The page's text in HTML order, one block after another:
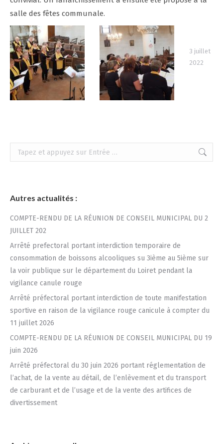
salle des fêtes communale.
3 juillet
2022
Recherche
:
Autres actualités :
COMPTE-RENDU DE LA RÉUNION DE CONSEIL MUNICIPAL DU 2
JUILLET 202
Arrêté prefectoral portant interdiction temporaire de
consommation de boissons alcooliques su 3ième au 5ième sur
la voir publique sur le département du Loiret pendant la
vigilance canule rouge
Arrêté préfectoral portant interdiction de toute manifestation
sportive en raison de la vigilance rouge canicule à compter du
11 juillet 2026
COMPTE-RENDU DE LA RÉUNION DE CONSEIL MUNICIPAL DU 19
juin 2026
Arrêté préfectoral du 30 juin 2026 portant réglementation de
l’achat, de la vente au détail, de l’enlèvement et du transport
de carburant et de l’usage et de la vente des artifices de
divertissement